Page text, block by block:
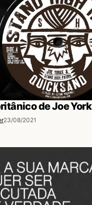
de Joe York
23/08/2021